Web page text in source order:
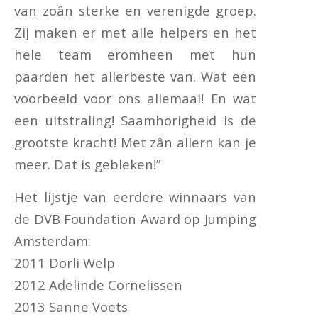
van zoân sterke en verenigde groep.
Zij maken er met alle helpers en het
hele team eromheen met hun
paarden het allerbeste van. Wat een
voorbeeld voor ons allemaal! En wat
een uitstraling! Saamhorigheid is de
grootste kracht! Met zân allern kan je
meer. Dat is gebleken!”
Het lijstje van eerdere winnaars van
de DVB Foundation Award op Jumping
Amsterdam:
2011 Dorli Welp
2012 Adelinde Cornelissen
2013 Sanne Voets